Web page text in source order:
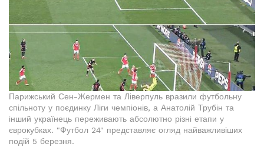
Парижський Сен-Жермен та Ліверпуль вразили футбольну
спільноту у поєдинку Ліги чемпіонів, а Анатолій Трубін та
інший українець переживають абсолютно різні етапи у
єврокубках. "Футбол 24" представляє огляд найважливіших
подій 5 березня.